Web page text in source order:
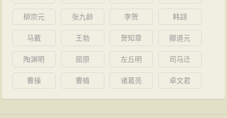
柳宗元 张九龄 李贺 韩翃
马戴 王勃 贺知章 郦道元
陶渊明 屈原 左丘明 司马迁
曹操 曹植 诸葛亮 卓文君